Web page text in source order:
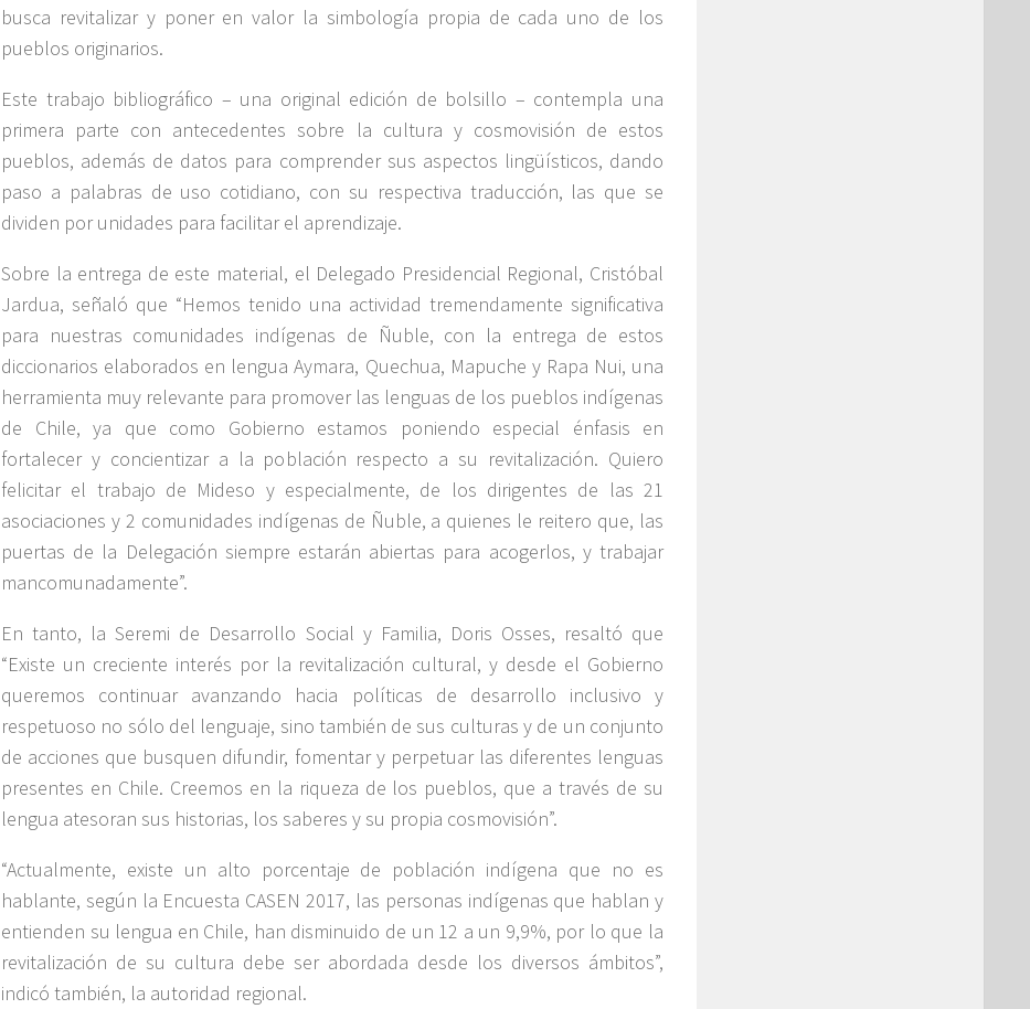
busca revitalizar y poner en valor la simbología propia de cada uno de los
pueblos originarios.
Este trabajo bibliográfico – una original edición de bolsillo – contempla una
primera parte con antecedentes sobre la cultura y cosmovisión de estos
pueblos, además de datos para comprender sus aspectos lingüísticos, dando
paso a palabras de uso cotidiano, con su respectiva traducción, las que se
dividen por unidades para facilitar el aprendizaje.
Sobre la entrega de este material, el Delegado Presidencial Regional, Cristóbal
Jardua, señaló que “Hemos tenido una actividad tremendamente significativa
para nuestras comunidades indígenas de Ñuble, con la entrega de estos
diccionarios elaborados en lengua Aymara, Quechua, Mapuche y Rapa Nui, una
herramienta muy relevante para promover las lenguas de los pueblos indígenas
de Chile, ya que como Gobierno estamos poniendo especial énfasis en
fortalecer y concientizar a la población respecto a su revitalización. Quiero
felicitar el trabajo de Mideso y especialmente, de los dirigentes de las 21
asociaciones y 2 comunidades indígenas de Ñuble, a quienes le reitero que, las
puertas de la Delegación siempre estarán abiertas para acogerlos, y trabajar
mancomunadamente”.
En tanto, la Seremi de Desarrollo Social y Familia, Doris Osses, resaltó que
“Existe un creciente interés por la revitalización cultural, y desde el Gobierno
queremos continuar avanzando hacia políticas de desarrollo inclusivo y
respetuoso no sólo del lenguaje, sino también de sus culturas y de un conjunto
de acciones que busquen difundir, fomentar y perpetuar las diferentes lenguas
presentes en Chile. Creemos en la riqueza de los pueblos, que a través de su
lengua atesoran sus historias, los saberes y su propia cosmovisión”.
“Actualmente, existe un alto porcentaje de población indígena que no es
hablante, según la Encuesta CASEN 2017, las personas indígenas que hablan y
entienden su lengua en Chile, han disminuido de un 12 a un 9,9%, por lo que la
revitalización de su cultura debe ser abordada desde los diversos ámbitos”,
indicó también, la autoridad regional.